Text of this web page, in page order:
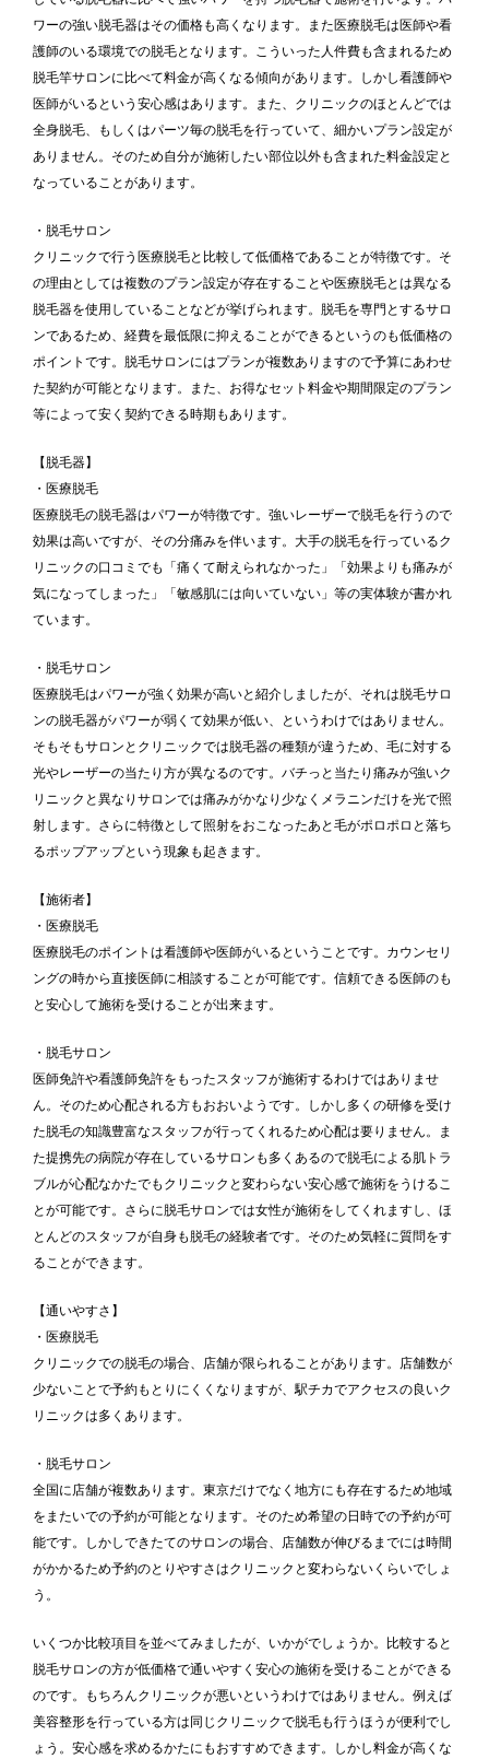
ワーの強い脱毛器はその価格も高くなります。また医療脱毛は医師や看
護師のいる環境での脱毛となります。こういった人件費も含まれるため
脱毛竿サロンに比べて料金が高くなる傾向があります。しかし看護師や
医師がいるという安心感はあります。また、クリニックのほとんどでは
全身脱毛、もしくはパーツ毎の脱毛を行っていて、細かいプラン設定が
ありません。そのため自分が施術したい部位以外も含まれた料金設定と
なっていることがあります。
・脱毛サロン
クリニックで行う医療脱毛と比較して低価格であることが特徴です。そ
の理由としては複数のプラン設定が存在することや医療脱毛とは異なる
脱毛器を使用していることなどが挙げられます。脱毛を専門とするサロ
ンであるため、経費を最低限に抑えることができるというのも低価格の
ポイントです。脱毛サロンにはプランが複数ありますので予算にあわせ
た契約が可能となります。また、お得なセット料金や期間限定のプラン
等によって安く契約できる時期もあります。
【脱毛器】
・医療脱毛
医療脱毛の脱毛器はパワーが特徴です。強いレーザーで脱毛を行うので
効果は高いですが、その分痛みを伴います。大手の脱毛を行っているク
リニックの口コミでも「痛くて耐えられなかった」「効果よりも痛みが
気になってしまった」「敏感肌には向いていない」等の実体験が書かれ
ています。
・脱毛サロン
医療脱毛はパワーが強く効果が高いと紹介しましたが、それは脱毛サロ
ンの脱毛器がパワーが弱くて効果が低い、というわけではありません。
そもそもサロンとクリニックでは脱毛器の種類が違うため、毛に対する
光やレーザーの当たり方が異なるのです。バチっと当たり痛みが強いク
リニックと異なりサロンでは痛みがかなり少なくメラニンだけを光で照
射します。さらに特徴として照射をおこなったあと毛がポロポロと落ち
るポップアップという現象も起きます。
【施術者】
・医療脱毛
医療脱毛のポイントは看護師や医師がいるということです。カウンセリ
ングの時から直接医師に相談することが可能です。信頼できる医師のも
と安心して施術を受けることが出来ます。
・脱毛サロン
医師免許や看護師免許をもったスタッフが施術するわけではありませ
ん。そのため心配される方もおおいようです。しかし多くの研修を受け
た脱毛の知識豊富なスタッフが行ってくれるため心配は要りません。ま
た提携先の病院が存在しているサロンも多くあるので脱毛による肌トラ
ブルが心配なかたでもクリニックと変わらない安心感で施術をうけるこ
とが可能です。さらに脱毛サロンでは女性が施術をしてくれますし、ほ
とんどのスタッフが自身も脱毛の経験者です。そのため気軽に質問をす
ることができます。
【通いやすさ】
・医療脱毛
クリニックでの脱毛の場合、店舗が限られることがあります。店舗数が
少ないことで予約もとりにくくなりますが、駅チカでアクセスの良いク
リニックは多くあります。
・脱毛サロン
全国に店舗が複数あります。東京だけでなく地方にも存在するため地域
をまたいでの予約が可能となります。そのため希望の日時での予約が可
能です。しかしできたてのサロンの場合、店舗数が伸びるまでには時間
がかかるため予約のとりやすさはクリニックと変わらないくらいでしょ
う。
いくつか比較項目を並べてみましたが、いかがでしょうか。比較すると
脱毛サロンの方が低価格で通いやすく安心の施術を受けることができる
のです。もちろんクリニックが悪いというわけではありません。例えば
美容整形を行っている方は同じクリニックで脱毛も行うほうが便利でし
ょう。安心感を求めるかたにもおすすめできます。しかし料金が高くな